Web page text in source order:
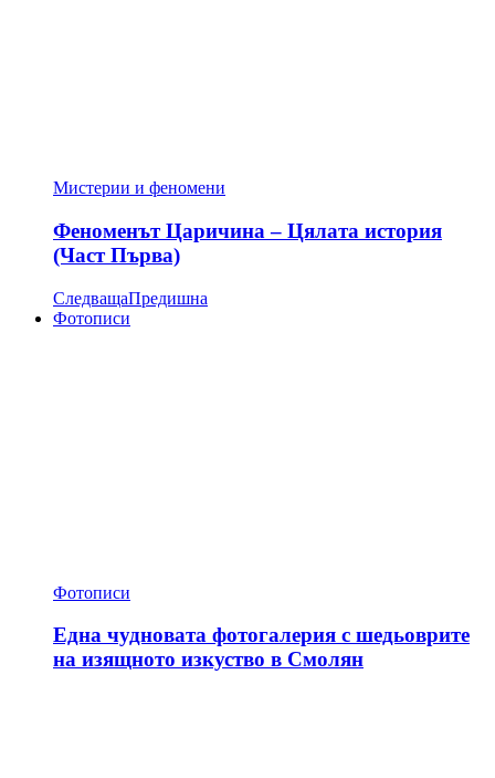
Мистерии и феномени
Феноменът Царичина – Цялата история
(Част Първа)
СледващаПредишна
Фотописи
Фотописи
Една чудновата фотогалерия с шедьоврите
на изящното изкуство в Смолян